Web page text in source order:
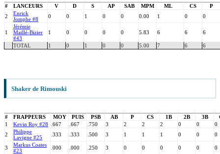
# LANCEURS V D S AP SAB MPM ML CS
P
2
Enrick
Jomphe #8
0 0 1 0 0 0.00 1 0 0
1
Jérémie
Maillé-Bizier
#43
1 0 0 0 0 5.83 6 6 6
TOTAL 1 0 1 0 0 5.00 7 6 6
Shaker de Rimouski
# FRAPPEURS MOY PUIS PSB AB P CS 1B 2B 3B
1
Kevin Roy #28 .667 .667 .750 3 2 2 2 0 0
0
2
Philippe
Lavigne #25
.333 .333 .500 3 1 1 1 0 0 0
3
Markus Coates
#23
.000 .000 .250 3 0 0 0 0 0 0